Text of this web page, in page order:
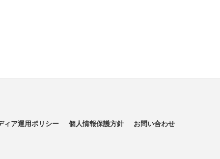
ィア運用ポリシー 個人情報保護方針 お問い合わせ